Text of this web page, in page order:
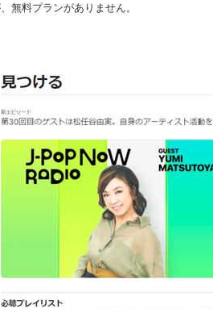
無料プランがありません。